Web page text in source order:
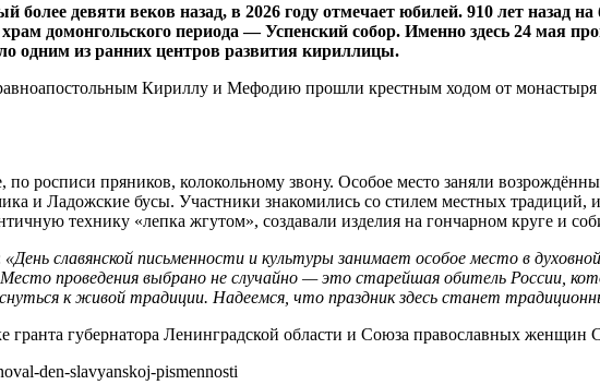
девяти веков назад, в 2026 году отмечает юбилей. 910 лет назад на
домонгольского периода — Успенский собор. Именно здесь 24 мая
одним из ранних центров развития кириллицы.
Кириллу и Мефодию прошли крестным ходом от монастыря
по росписи пряников, колокольному звону. Особое место заняли
и Ладожские бусы. Участники знакомились со стилем местных традиций,
технику «лепка жгутом», создавали изделия на гончарном круге и
«День славянской письменности и культуры занимает особое место в
проведения выбрано не случайно — это старейшая обитель России,
к живой традиции. Надеемся, что праздник здесь станет
губернатора Ленинградской области и Союза православных женщин
den-slavyanskoj-pismennosti